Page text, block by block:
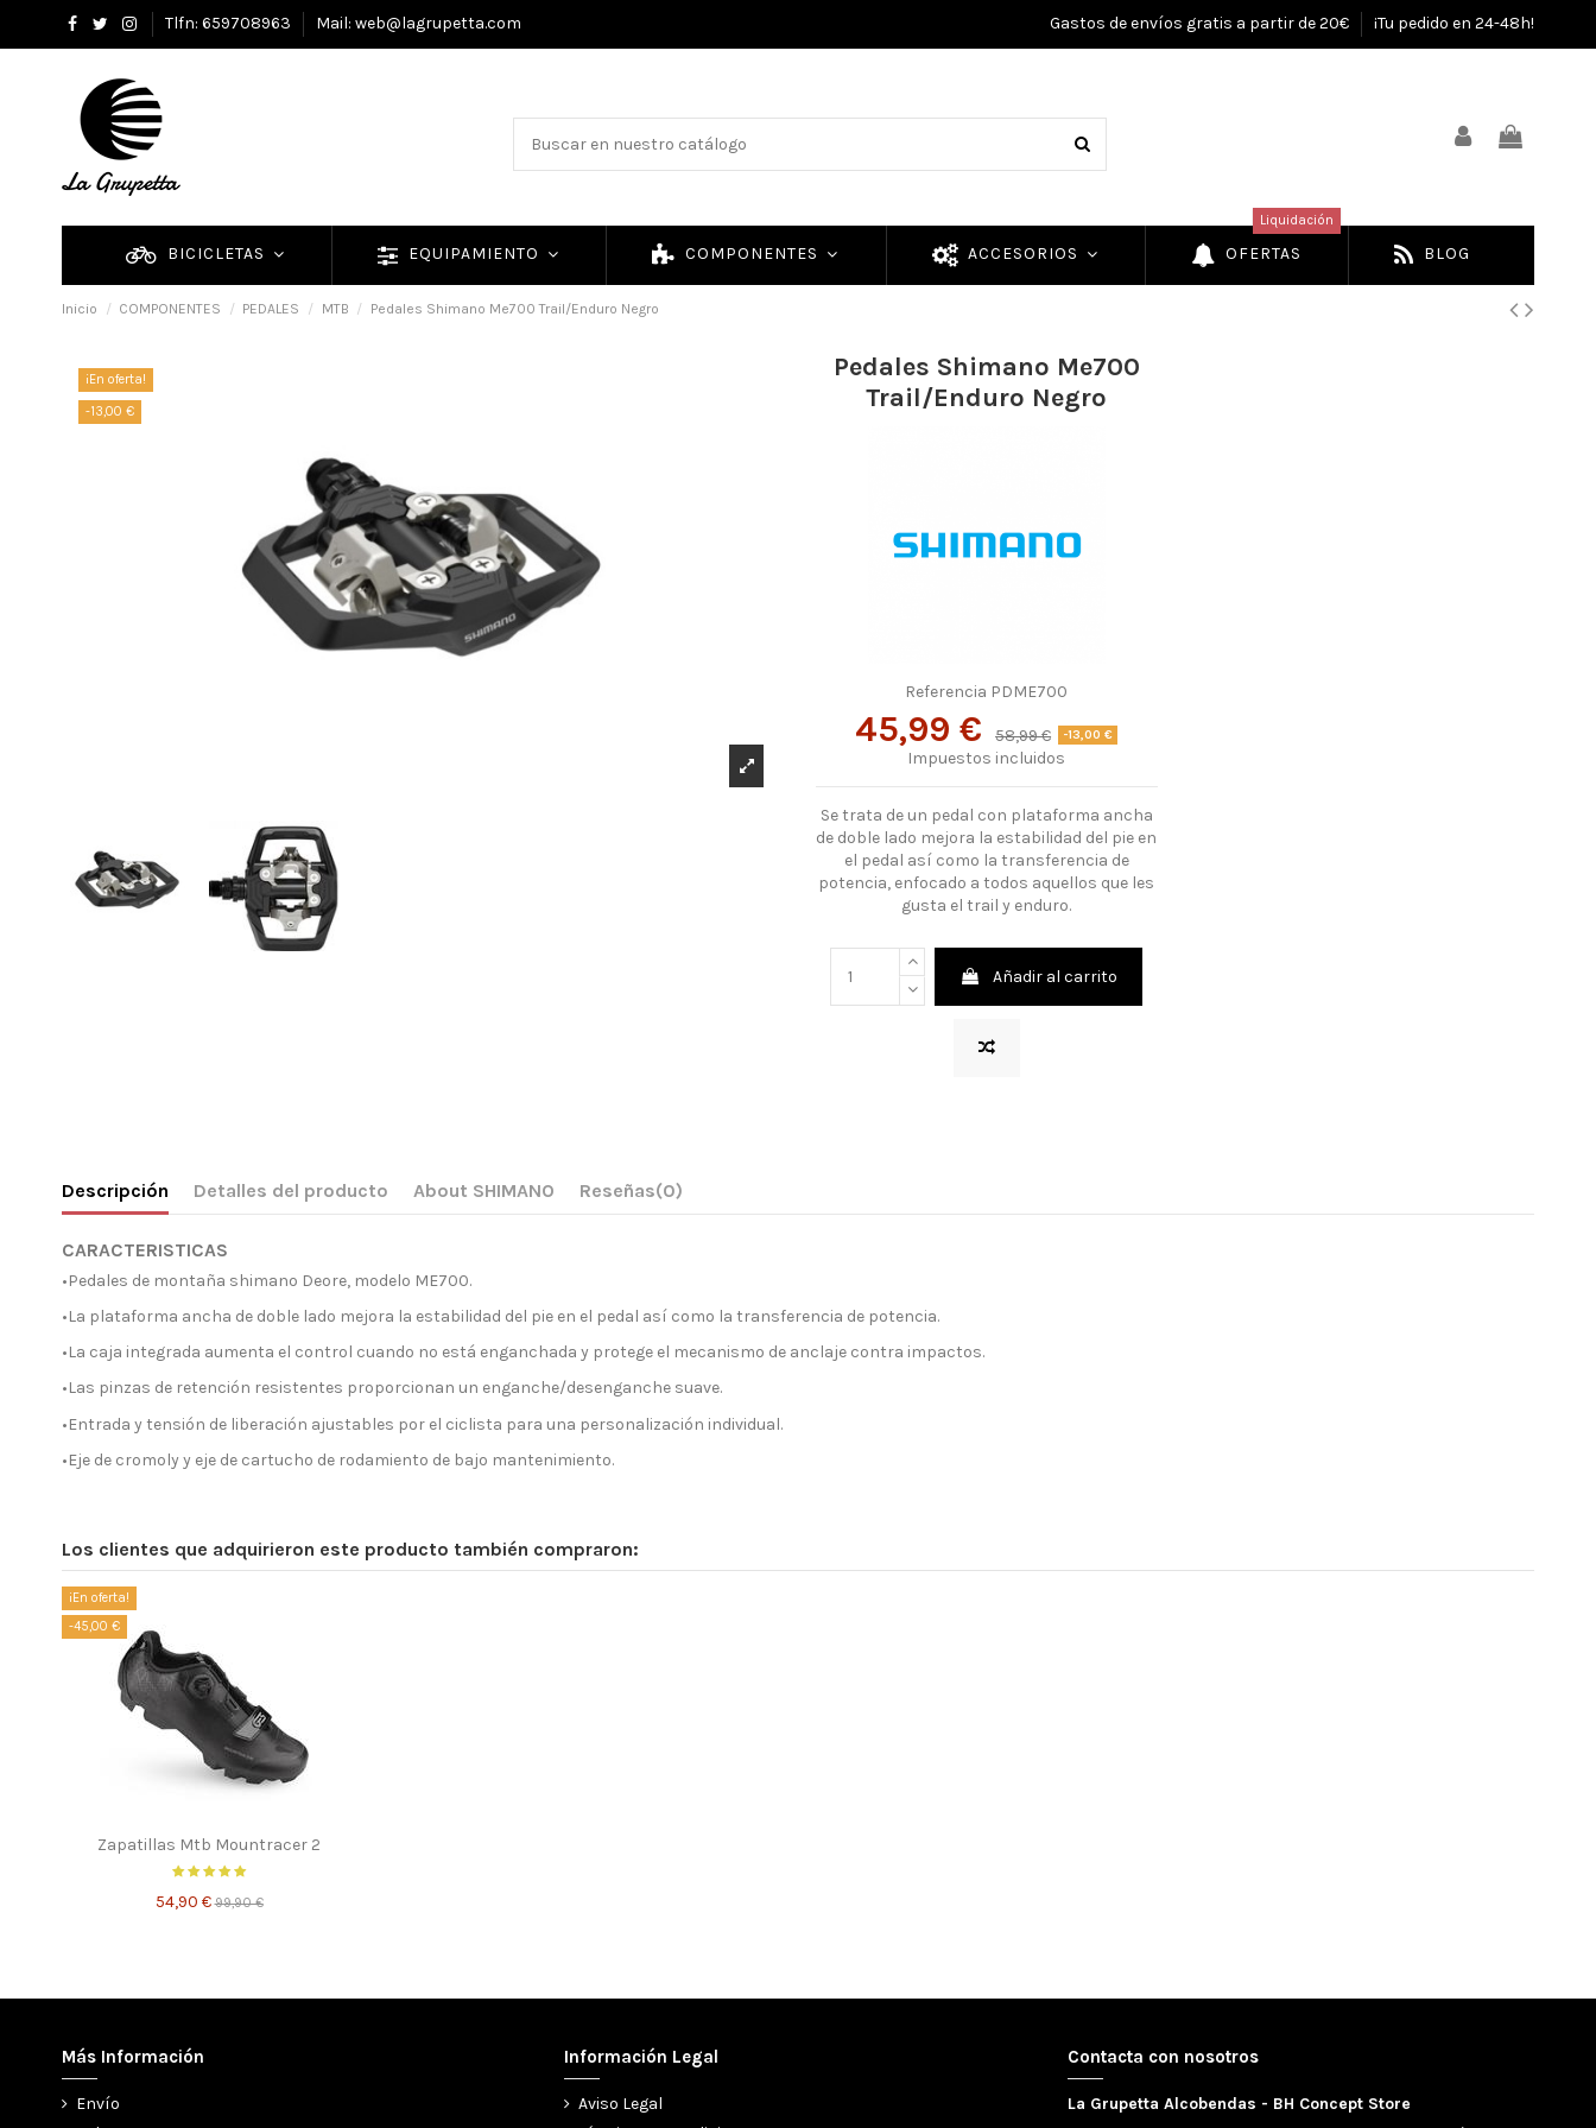
Tlfn: 659708963 Mail: web@lagrupetta.com Gastos de envíos gratis a partir de 20€ ¡Tu pedido en 24-48h!
BICICLETAS EQUIPAMIENTO COMPONENTES ACCESORIOS OFERTAS
Liquidación
BLOG
Inicio COMPONENTES PEDALES MTB Pedales Shimano Me700 Trail/Enduro Negro
¡En oferta!
-13,00 €
Pedales Shimano Me700
Trail/Enduro Negro
Referencia PDME700
45,99 € 58,99 € -13,00 €
Impuestos incluidos
Se trata de un pedal con plataforma ancha
de doble lado mejora la estabilidad del pie en
el pedal así como la transferencia de
potencia, enfocado a todos aquellos que les
gusta el trail y enduro.
Añadir al carrito
Descripción Detalles del producto About SHIMANO Reseñas(0)
CARACTERISTICAS
•Pedales de montaña shimano Deore, modelo ME700.
•La plataforma ancha de doble lado mejora la estabilidad del pie en el pedal así como la transferencia de potencia.
•La caja integrada aumenta el control cuando no está enganchada y protege el mecanismo de anclaje contra impactos.
•Las pinzas de retención resistentes proporcionan un enganche/desenganche suave.
•Entrada y tensión de liberación ajustables por el ciclista para una personalización individual.
•Eje de cromoly y eje de cartucho de rodamiento de bajo mantenimiento.
Los clientes que adquirieron este producto también compraron:
¡En oferta!
-45,00 €
Zapatillas Mtb Mountracer 2
54,90 €99,90 €
Más Información
Envío
Información Legal
Aviso Legal
Contacta con nosotros
La Grupetta Alcobendas - BH Concept Store